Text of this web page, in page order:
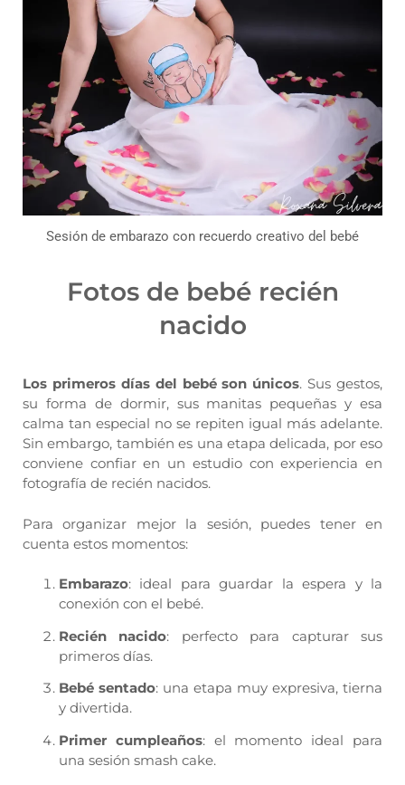
Sesión de embarazo con recuerdo creativo del bebé
Fotos de bebé recién
nacido
Los primeros días del bebé son únicos. Sus gestos,
su forma de dormir, sus manitas pequeñas y esa
calma tan especial no se repiten igual más adelante.
Sin embargo, también es una etapa delicada, por eso
conviene confiar en un estudio con experiencia en
fotografía de recién nacidos.
Para organizar mejor la sesión, puedes tener en
cuenta estos momentos:
Embarazo: ideal para guardar la espera y la
conexión con el bebé.
Recién nacido: perfecto para capturar sus
primeros días.
Bebé sentado: una etapa muy expresiva, tierna
y divertida.
Primer cumpleaños: el momento ideal para
una sesión smash cake.